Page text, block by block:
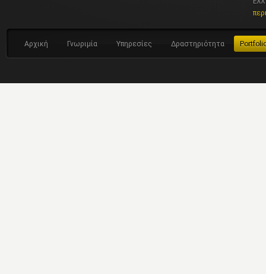
Αρχική Γνωριμία Υπηρεσίες Δραστηριότητα